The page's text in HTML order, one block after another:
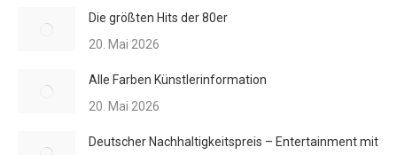
Die größten Hits der 80er
20. Mai 2026
Alle Farben Künstlerinformation
20. Mai 2026
Deutscher Nachhaltigkeitspreis – Entertainment mit